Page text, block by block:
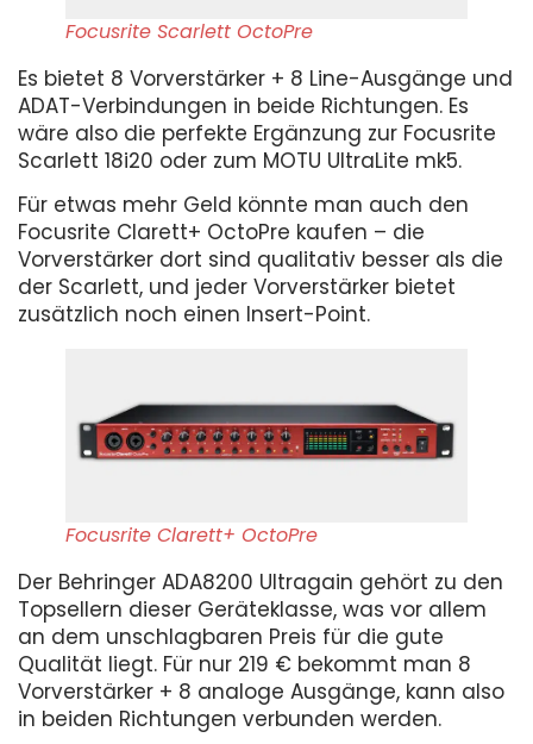
Focusrite Scarlett OctoPre
Es bietet 8 Vorverstärker + 8 Line-Ausgänge und
ADAT-Verbindungen in beide Richtungen. Es
wäre also die perfekte Ergänzung zur Focusrite
Scarlett 18i20 oder zum MOTU UltraLite mk5.
Für etwas mehr Geld könnte man auch den
Focusrite Clarett+ OctoPre kaufen – die
Vorverstärker dort sind qualitativ besser als die
der Scarlett, und jeder Vorverstärker bietet
zusätzlich noch einen Insert-Point.
Focusrite Clarett+ OctoPre
Der Behringer ADA8200 Ultragain gehört zu den
Topsellern dieser Geräteklasse, was vor allem
an dem unschlagbaren Preis für die gute
Qualität liegt. Für nur 219 € bekommt man 8
Vorverstärker + 8 analoge Ausgänge, kann also
in beiden Richtungen verbunden werden.